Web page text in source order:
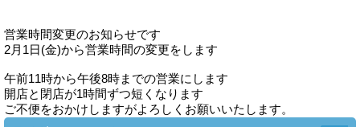
営業時間変更のお知らせです
2月1日(金)から営業時間の変更をします
午前11時から午後8時までの営業にします
開店と閉店が1時間ずつ短くなります
ご不便をおかけしますがよろしくお願いいたします。